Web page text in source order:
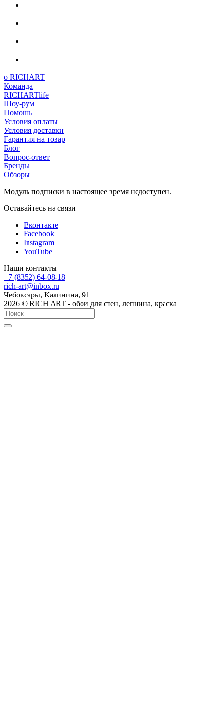
о RICHART
Команда
RICHARTlife
Шоу-рум
Помощь
Условия оплаты
Условия доставки
Гарантия на товар
Блог
Вопрос-ответ
Бренды
Обзоры
Модуль подписки в настоящее время недоступен.
Оставайтесь на связи
Вконтакте
Facebook
Instagram
YouTube
Наши контакты
+7 (8352) 64-08-18
rich-art@inbox.ru
Чебоксары, Калинина, 91
2026 © RICH ART - обои для стен, лепнина, краска